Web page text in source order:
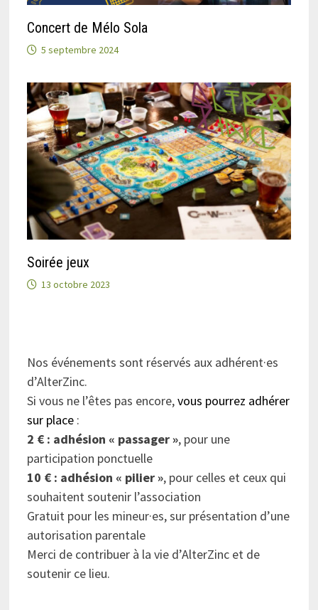
Concert de Mélo Sola
5 septembre 2024
Soirée jeux
13 octobre 2023
Nos événements sont réservés aux adhérent·es
d’AlterZinc.
Si vous ne l’êtes pas encore,vous pourrez adhérer
sur place:
2 € : adhésion « passager », pour une
participation ponctuelle
10 € : adhésion « pilier », pour celles et ceux qui
souhaitent soutenir l’association
Gratuit pour les mineur·es, sur présentation d’une
autorisation parentale
Merci de contribuer à la vie d’AlterZinc et de
soutenir ce lieu.